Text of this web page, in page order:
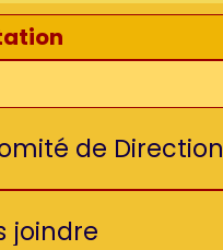
de Direction
joindre